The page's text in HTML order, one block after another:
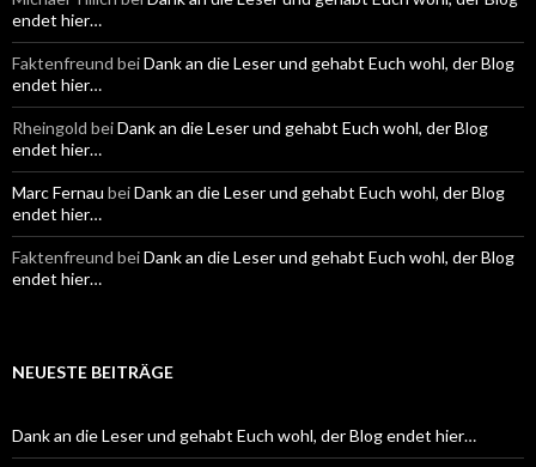
endet hier…
Faktenfreund beiDank an die Leser und gehabt Euch wohl, der Blog
endet hier…
Rheingold beiDank an die Leser und gehabt Euch wohl, der Blog
endet hier…
Marc Fernau beiDank an die Leser und gehabt Euch wohl, der Blog
endet hier…
Faktenfreund beiDank an die Leser und gehabt Euch wohl, der Blog
endet hier…
NEUESTE BEITRÄGE
Dank an die Leser und gehabt Euch wohl, der Blog endet hier…